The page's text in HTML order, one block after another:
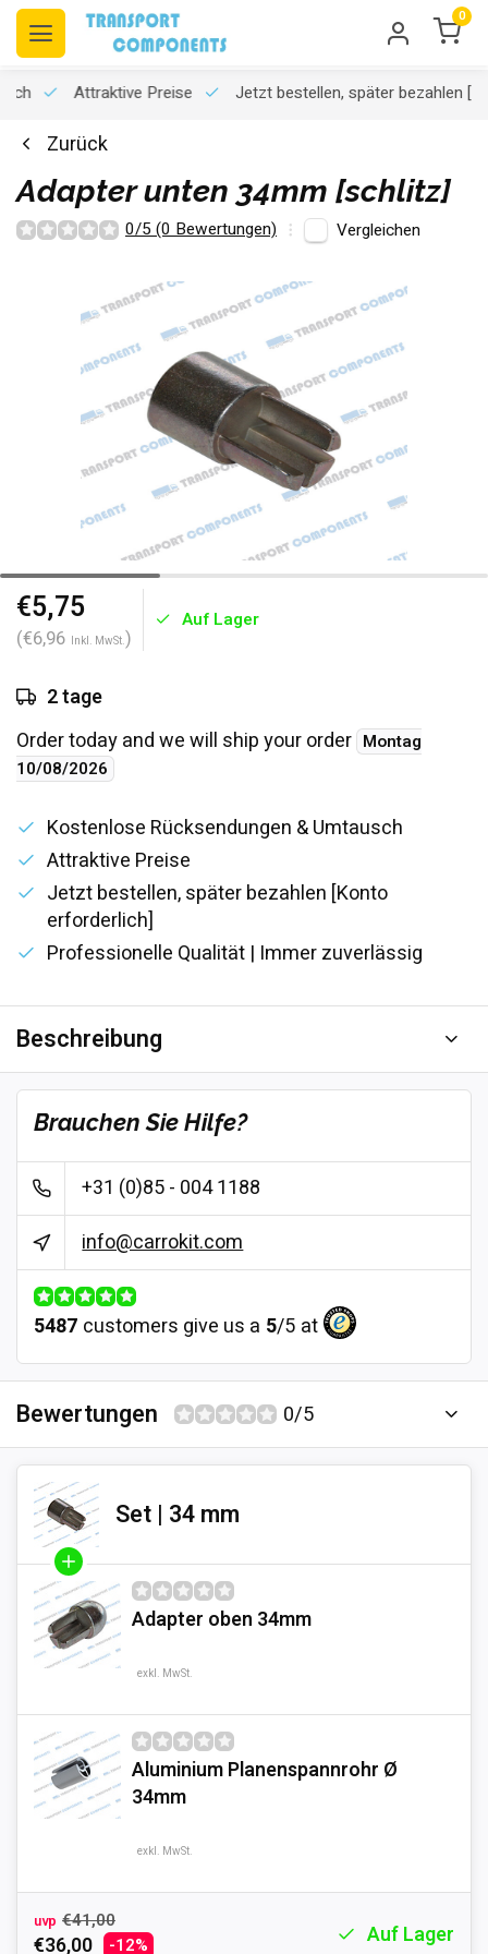
0
Attraktive Preise Jetzt bestellen, später bezahlen
Zurück
Adapter unten 34mm [schlitz]
0/5 (0 Bewertungen) Vergleichen
€5,75
(€6,96 Inkl. MwSt.)
Auf Lager
2 tage
Order today and we will ship your order Montag
10/08/2026
Kostenlose Rücksendungen & Umtausch
Attraktive Preise
Jetzt bestellen, später bezahlen [Konto
erforderlich]
Professionelle Qualität | Immer zuverlässig
Beschreibung
Brauchen Sie Hilfe?
+31 (0)85 - 004 1188
info@carrokit.com
5487 customers give us a 5/5 at
Bewertungen 0/5
Set | 34 mm
Adapter oben 34mm
exkl. MwSt.
Aluminium Planenspannrohr Ø
34mm
exkl. MwSt.
uvp €41,00
€36,00 -12% Auf Lager